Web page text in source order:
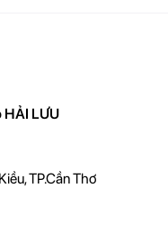
HẢI LƯU
TP.Cần Thơ